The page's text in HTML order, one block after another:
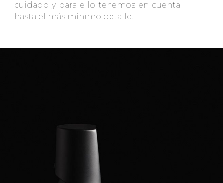
cuidado y para ello tenemos en cuenta
hasta el más mínimo detalle.